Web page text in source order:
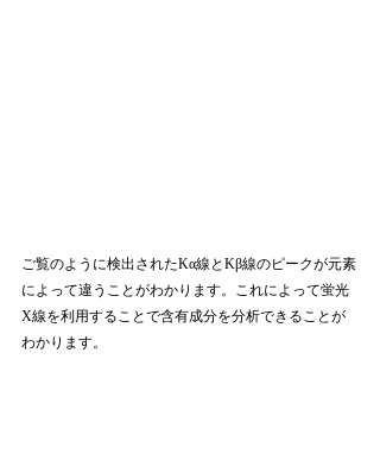
ご覧のように検出されたKα線とKβ線のピークが元素
によって違うことがわかります。これによって蛍光
X線を利用することで含有成分を分析できることが
わかります。